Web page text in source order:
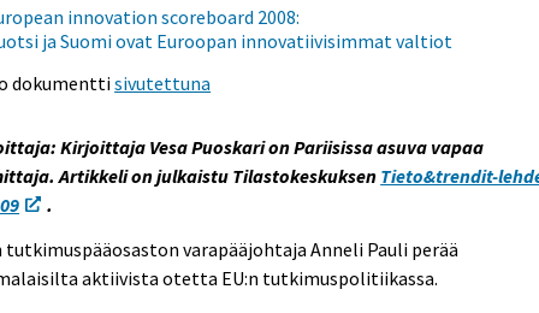
innovation scoreboard 2008:
ja Suomi ovat Euroopan innovatiivisimmat valtiot
dokumenttisivutettuna
Kirjoittaja Vesa Puoskari on Pariisissa asuva vapaa
Artikkeli on julkaistu Tilastokeskuksen Tieto&trendit-
.
tutkimuspääosaston varapääjohtaja Anneli Pauli perää
aktiivista otetta EU:n tutkimuspolitiikassa.